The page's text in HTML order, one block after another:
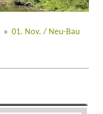
» 01. Nov. / Neu-Bau